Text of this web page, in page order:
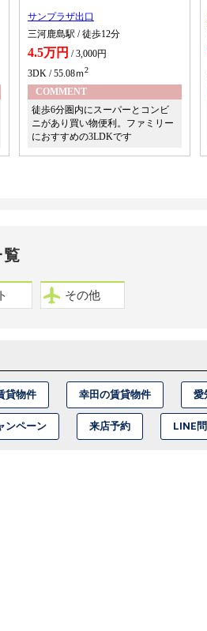
その他
貸物件 幸田の賃貸物件 愛
ンペーン 来店予約 LINE